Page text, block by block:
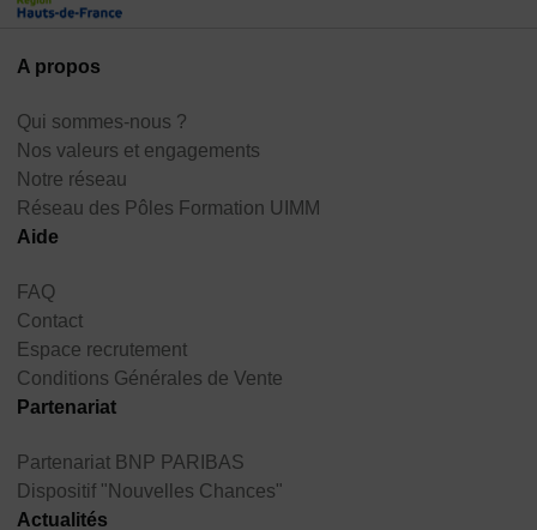
A propos
Qui sommes-nous ?
Nos valeurs et engagements
Notre réseau
Réseau des Pôles Formation UIMM
Aide
FAQ
Contact
Espace recrutement
Conditions Générales de Vente
Partenariat
Partenariat BNP PARIBAS
Dispositif "Nouvelles Chances"
Actualités